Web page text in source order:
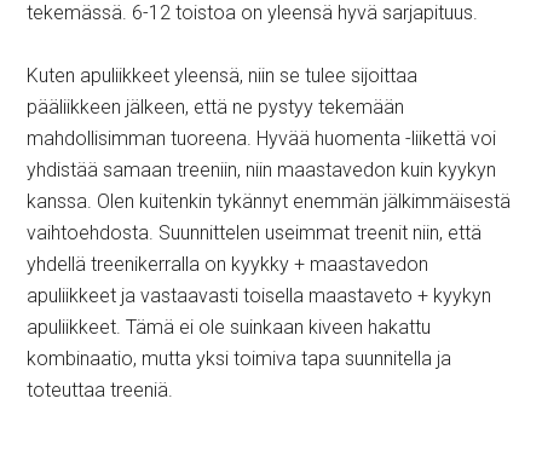
tekemässä. 6-12 toistoa on yleensä hyvä sarjapituus.
Kuten apuliikkeet yleensä, niin se tulee sijoittaa
pääliikkeen jälkeen, että ne pystyy tekemään
mahdollisimman tuoreena. Hyvää huomenta -liikettä voi
yhdistää samaan treeniin, niin maastavedon kuin kyykyn
kanssa. Olen kuitenkin tykännyt enemmän jälkimmäisestä
vaihtoehdosta. Suunnittelen useimmat treenit niin, että
yhdellä treenikerralla on kyykky + maastavedon
apuliikkeet ja vastaavasti toisella maastaveto + kyykyn
apuliikkeet. Tämä ei ole suinkaan kiveen hakattu
kombinaatio, mutta yksi toimiva tapa suunnitella ja
toteuttaa treeniä.